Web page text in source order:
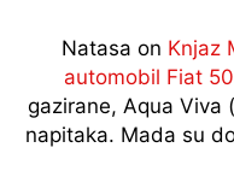
Natasa on Knjaz
automobil Fiat
gazirane, Aqua Viva
napitaka. Mada su